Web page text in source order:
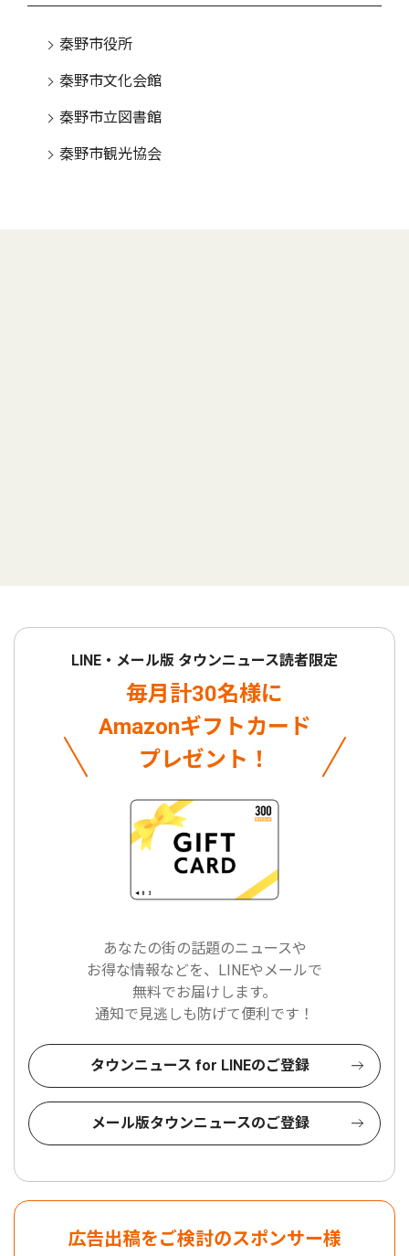
秦野市役所
秦野市文化会館
秦野市立図書館
秦野市観光協会
LINE・メール版 タウンニュース読者限定
毎月計30名様に
Amazonギフトカード
プレゼント！
あなたの街の話題のニュースや
お得な情報などを、LINEやメールで
無料でお届けします。
通知で見逃しも防げて便利です！
タウンニュース for LINEのご登録
メール版タウンニュースのご登録
広告出稿をご検討のスポンサー様